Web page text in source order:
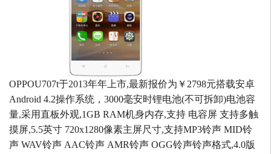
OPPOU707t于2013年年上市,最新报价为￥2798元搭载安卓
Android 4.2操作系统，3000毫安时锂电池(不可拆卸)电池容
量,采用直板外观,1GB RAM机身内存,支持 电容屏 支持多触
摸屏,5.5英寸 720x1280像素主屏尺寸,支持MP3铃声 MID铃
声 WAV铃声 AAC铃声 AMR铃声 OGG铃声铃声格式,4.0版